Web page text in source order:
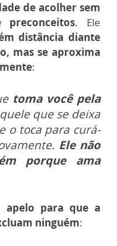
de acolher sem
. Ele
distância diante
mas se aproxima
:
toma você pela
que se deixa
o toca para curá-
Ele não
porque ama
apelo para que a
ninguém: